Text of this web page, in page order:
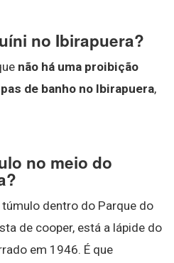
no Ibirapuera?
não há uma proibição
de banho no Ibirapuera,
no meio do
dentro do Parque do
de cooper, está a lápide do
em 1946. É que